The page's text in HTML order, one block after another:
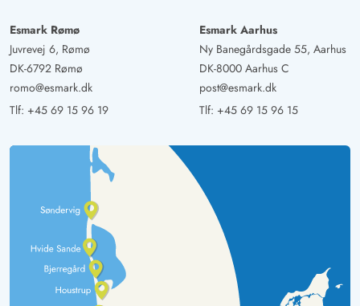
Esmark Rømø
Juvrevej 6, Rømø
DK-6792 Rømø
romo@esmark.dk
Tlf: +45 69 15 96 19
Esmark Aarhus
Ny Banegårdsgade 55, Aarhus
DK-8000 Aarhus C
post@esmark.dk
Tlf: +45 69 15 96 15